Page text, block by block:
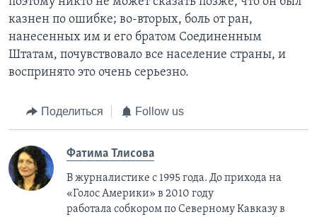
казнен по ошибке; во-вторых, боль от ран,
нанесенных им и его братом Соединенным
Штатам, почувствовало все население страны, и
воспринято это очень серьезно.
Поделиться Follow us
Фатима Тлисовa
В журналистике с 1995 года. До прихода на
«Голос Америки» в 2010 году
работала собкором по Северному Кавказу в